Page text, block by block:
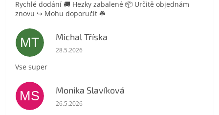
Rychlé dodání 🚚 Hezky zabalené 📦 Určitě objednám
znovu ↪️ Mohu doporučit ☘️
MT Michal Tříska
Hodnocení obchodu je 5 z 5 hvězdiček.
28.5.2026
Vse super
MS Monika Slavíková
Hodnocení obchodu je 5 z 5 hvězdiček.
26.5.2026